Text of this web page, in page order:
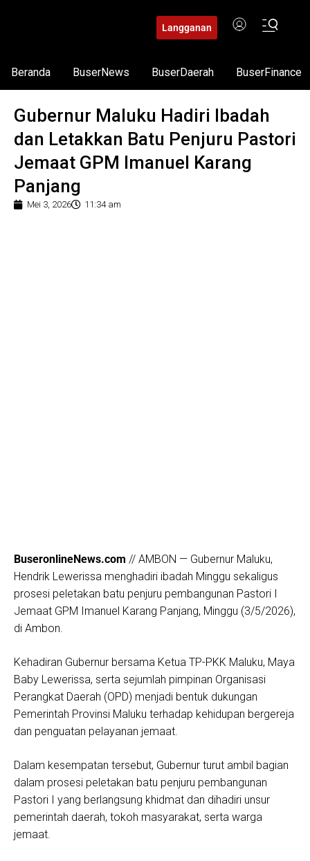
Langganan
Beranda BuserNews BuserDaerah BuserFinance
Gubernur Maluku Hadiri Ibadah
dan Letakkan Batu Penjuru Pastori
Jemaat GPM Imanuel Karang
Panjang
Mei 3, 2026 11:34 am
BuseronlineNews.com // AMBON — Gubernur Maluku,
Hendrik Lewerissa menghadiri ibadah Minggu sekaligus
prosesi peletakan batu penjuru pembangunan Pastori I
Jemaat GPM Imanuel Karang Panjang, Minggu (3/5/2026),
di Ambon.
Kehadiran Gubernur bersama Ketua TP-PKK Maluku, Maya
Baby Lewerissa, serta sejumlah pimpinan Organisasi
Perangkat Daerah (OPD) menjadi bentuk dukungan
Pemerintah Provinsi Maluku terhadap kehidupan bergereja
dan penguatan pelayanan jemaat.
Dalam kesempatan tersebut, Gubernur turut ambil bagian
dalam prosesi peletakan batu penjuru pembangunan
Pastori I yang berlangsung khidmat dan dihadiri unsur
pemerintah daerah, tokoh masyarakat, serta warga
jemaat.